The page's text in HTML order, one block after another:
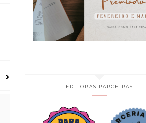
EDITORAS PARCEIRAS